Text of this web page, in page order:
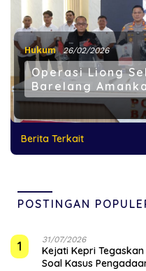
Hukum 26/02/2026
Operasi Liong
Barelang
Berita Terkait
POSTINGAN
1 31/07/2026
Kejati Kepri
Soal Kasus